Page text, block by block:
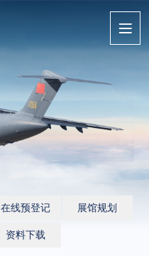
在线预登记 展馆规划
资料下载